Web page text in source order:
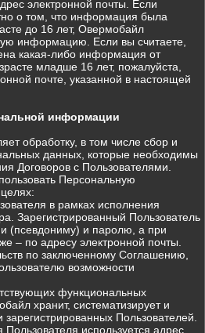
электронной почты. Если
о том, что информация была
до 16 лет, Овермобайл
информацию. Если вы считаете,
какая-либо информация от
младше 16 лет, пожалуйста,
почте, указанной в настоящей
информации
обработку, в том числе сбор и
данных, которые необходимы
Договоров с Пользователями.
Персональную
в рамках исполнения
Зарегистрированный Пользователь
(псевдониму) и паролю, а при
– по адресу электронной почты.
по заключенному Соглашению,
возможности
функциональных
хранит, систематизирует и
Пользователей.
используется адрес